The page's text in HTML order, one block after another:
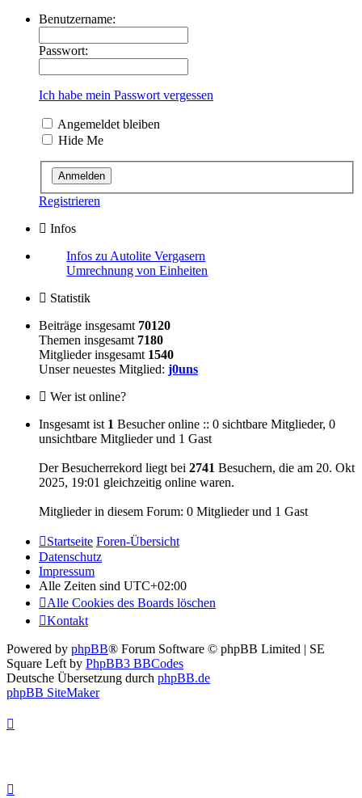
Benutzername:
Passwort:
Ich habe mein Passwort vergessen
Angemeldet bleiben
Hide Me
Registrieren
Infos
Infos zu Autolite Vergasern
Umrechnung von Einheiten
Statistik
Beiträge insgesamt 70120
Themen insgesamt 7180
Mitglieder insgesamt 1540
Unser neuestes Mitglied: j0uns
Wer ist online?
Insgesamt ist 1 Besucher online :: 0 sichtbare Mitglieder, 0
unsichtbare Mitglieder und 1 Gast
Der Besucherrekord liegt bei 2741 Besuchern, die am 20. Okt
2025, 19:01 gleichzeitig online waren.
Mitglieder in diesem Forum: 0 Mitglieder und 1 Gast
Startseite Foren-Übersicht
Datenschutz
Impressum
Alle Zeiten sind UTC+02:00
Alle Cookies des Boards löschen
Kontakt
Powered by phpBB® Forum Software © phpBB Limited | SE
Square Left by PhpBB3 BBCodes
Deutsche Übersetzung durch phpBB.de
phpBB SiteMaker